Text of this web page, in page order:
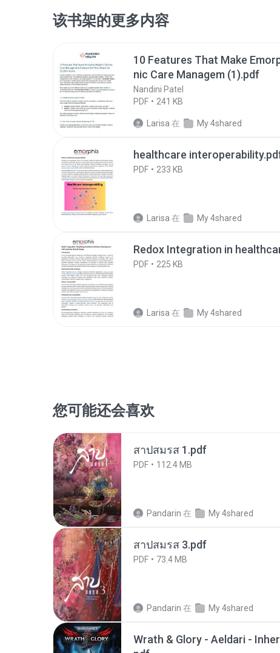
该书架的更多内容
10 Features That Make
nic Care Managem (1).pdf
Nandini Patel
PDF
241 KB
Larisa 在 My 4shared
healthcare
PDF 233 KB
Larisa 在 My 4shared
Redox Integration in
PDF 225 KB
Larisa 在 My 4shared
您可能还会喜欢
สาปสมรส 1.pdf
PDF 112.4 MB
Pandarin 在 My 4shared
สาปสมรส 3.pdf
PDF 73.4 MB
Pandarin 在 My 4shared
Wrath & Glory - Aeldari -